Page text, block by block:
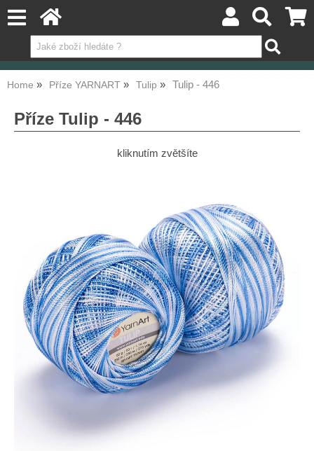
Home Příze YARNART Tulip Tulip - 446
Příze Tulip - 446
kliknutím zvětšíte